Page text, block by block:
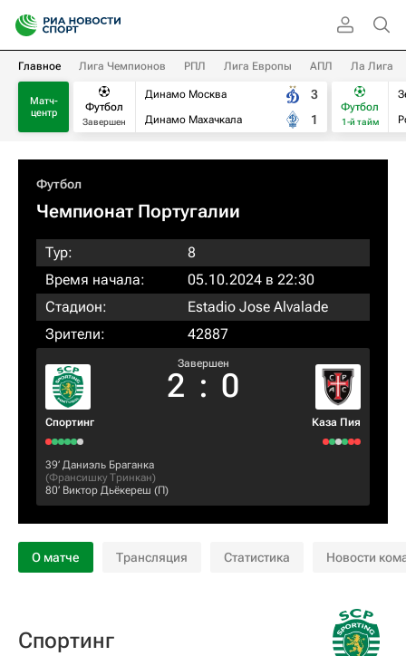
Главное Лига Чемпионов РПЛ Лига Европы АПЛ Ла Лига
Матч-
центр
Футбол
Завершен
Динамо Москва
Динамо Махачкала
3
1
Футбол
1-й тайм
Футбол
Чемпионат Португалии
Тур:
8
Время начала:
05.10.2024 в 22:30
Стадион:
Estadio Jose Alvalade
Зрители:
42887
Спортинг
Завершен
2 : 0
Каза Пия
39‎’‎ Даниэль Браганка
(Франсишку Тринкан)
80‎’‎ Виктор Дьёкереш (П)
О матче Трансляция Статистика Новости
Спортинг